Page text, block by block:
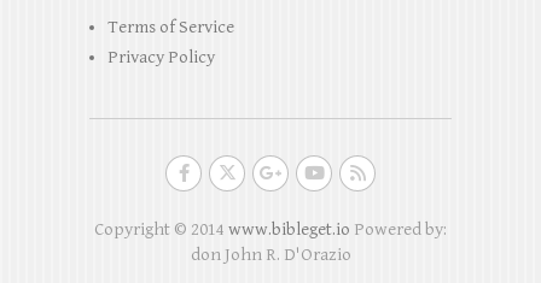
Terms of Service
Privacy Policy
Copyright © 2014 www.bibleget.io Powered by:
don John R. D'Orazio